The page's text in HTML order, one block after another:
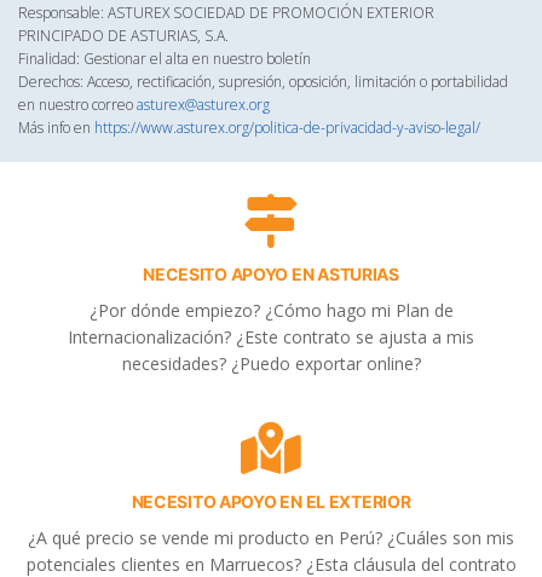
Responsable: ASTUREX SOCIEDAD DE PROMOCIÓN EXTERIOR
PRINCIPADO DE ASTURIAS, S.A.
Finalidad: Gestionar el alta en nuestro boletín
Derechos: Acceso, rectificación, supresión, oposición, limitación o portabilidad
en nuestro correoasturex@asturex.org
Más info en https://www.asturex.org/politica-de-privacidad-y-aviso-legal/
NECESITO APOYO EN ASTURIAS
¿Por dónde empiezo? ¿Cómo hago mi Plan de
Internacionalización? ¿Este contrato se ajusta a mis
necesidades? ¿Puedo exportar online?
NECESITO APOYO EN EL EXTERIOR
¿A qué precio se vende mi producto en Perú? ¿Cuáles son mis
potenciales clientes en Marruecos? ¿Esta cláusula del contrato